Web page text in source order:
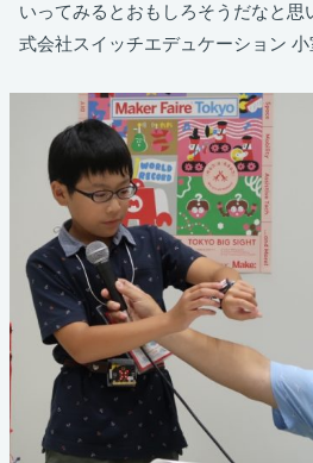
いってみるとおもしろそうだなと思
式会社スイッチエデュケーション 小